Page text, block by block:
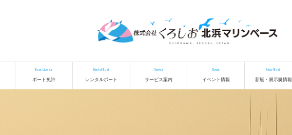
Boat License
ボート免許
Rental Boat
レンタルボート
Service
サービス案内
Event
イベント情報
New Boat
新艇・展示艇情報